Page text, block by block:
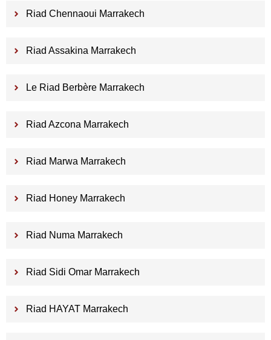
Riad Chennaoui Marrakech
Riad Assakina Marrakech
Le Riad Berbère Marrakech
Riad Azcona Marrakech
Riad Marwa Marrakech
Riad Honey Marrakech
Riad Numa Marrakech
Riad Sidi Omar Marrakech
Riad HAYAT Marrakech